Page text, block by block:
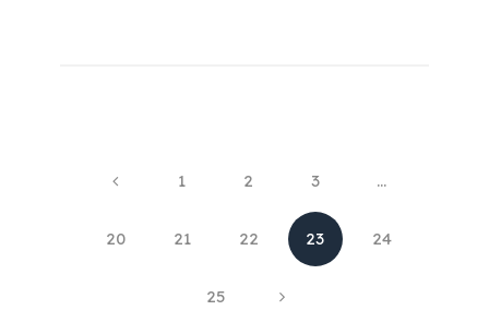
1 2 3 …
20 21 22 23 24
25